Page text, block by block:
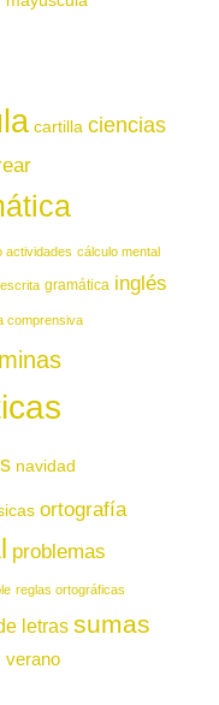
cartilla ciencias
actividades cálculo mental
gramática inglés
comprensiva
navidad
ortografía
problemas
reglas ortográficas
letras sumas
verano